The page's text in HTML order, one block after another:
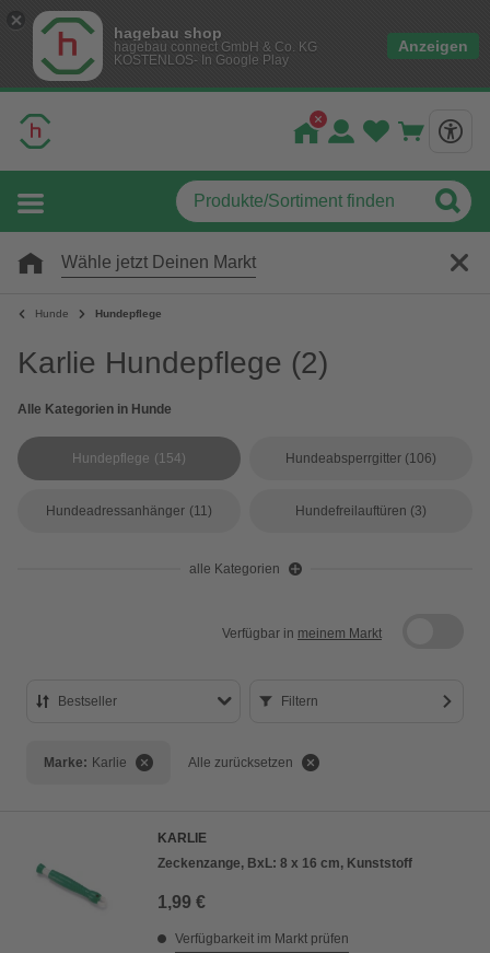
hagebau shop
hagebau connect GmbH & Co. KG
KOSTENLOS- In Google Play
Anzeigen
Wähle jetzt Deinen Markt
Hunde Hundepflege
Karlie Hundepflege (2)
Alle Kategorien in Hunde
Hundepflege (154) Hundeabsperrgitter (106)
Hundeadressanhänger (11) Hundefreilauftüren (3)
alle Kategorien
Verfügbar in meinem Markt
Bestseller
Bestseller
Filtern
Marke: Karlie Alle zurücksetzen
KARLIE
Zeckenzange, BxL: 8 x 16 cm, Kunststoff
1,99 €
Verfügbarkeit im Markt prüfen